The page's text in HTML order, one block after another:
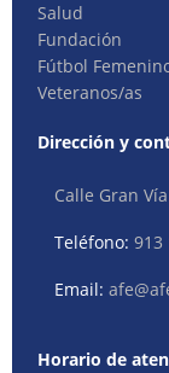
Salud
Fundación
Fútbol
Veteranos/as
Dirección y
Calle Gran
Teléfono:913
Email:
Horario de